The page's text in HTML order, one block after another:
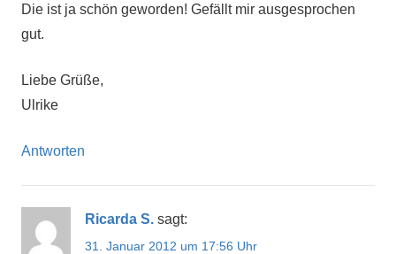
Die ist ja schön geworden! Gefällt mir ausgesprochen
gut.
Liebe Grüße,
Ulrike
Antworten
Ricarda S. sagt:
31. Januar 2012 um 17:56 Uhr